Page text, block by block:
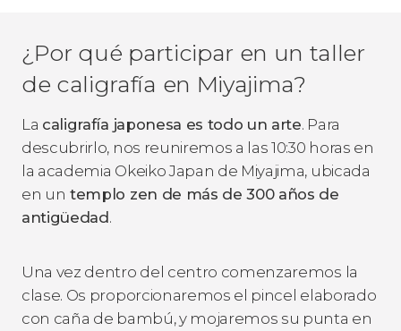
¿Por qué participar en un taller
de caligrafía en Miyajima?
La caligrafía japonesa es todo un arte. Para
descubrirlo, nos reuniremos a las 10:30 horas en
la academia Okeiko Japan de Miyajima, ubicada
en un templo zen de más de 300 años de
antigüedad.
Una vez dentro del centro comenzaremos la
clase. Os proporcionaremos el pincel elaborado
con caña de bambú, y mojaremos su punta en